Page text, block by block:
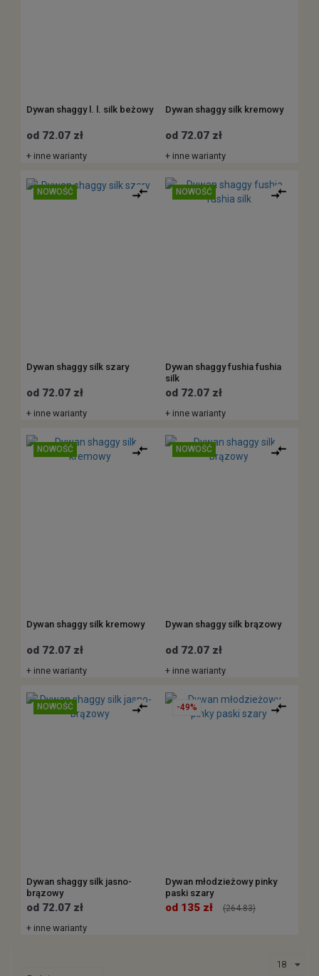
Dywan shaggy l. l. silk beżowy
od 72.07 zł
+ inne warianty
Dywan shaggy silk kremowy
od 72.07 zł
+ inne warianty
NOWOŚĆ
Dywan shaggy silk szary
od 72.07 zł
+ inne warianty
NOWOŚĆ
Dywan shaggy fushia fushia
silk
od 72.07 zł
+ inne warianty
NOWOŚĆ
Dywan shaggy silk kremowy
od 72.07 zł
+ inne warianty
NOWOŚĆ
Dywan shaggy silk brązowy
od 72.07 zł
+ inne warianty
NOWOŚĆ
Dywan shaggy silk jasno-
brązowy
od 72.07 zł
+ inne warianty
-49%
Dywan młodzieżowy pinky
paski szary
od 135 zł (264.83)